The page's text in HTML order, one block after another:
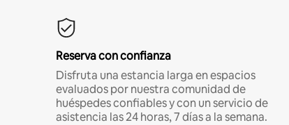
Reserva con confianza
Disfruta una estancia larga en espacios
evaluados por nuestra comunidad de
huéspedes confiables y con un servicio de
asistencia las 24 horas, 7 días a la semana.